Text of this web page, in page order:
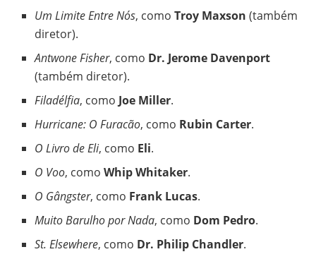
Um Limite Entre Nós, comoTroy Maxson (também
diretor).
Antwone Fisher, como Dr. Jerome Davenport
(também diretor).
Filadélfia, como Joe Miller.
Hurricane: O Furacão, como Rubin Carter.
O Livro de Eli, como Eli.
O Voo, comoWhip Whitaker.
O Gângster, como Frank Lucas.
Muito Barulho por Nada, como Dom Pedro.
St. Elsewhere, como Dr. Philip Chandler.